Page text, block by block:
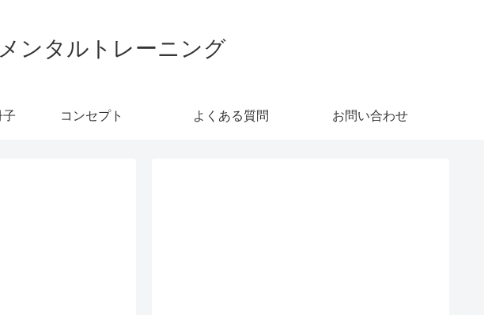
ンタルトレーニング
子 コンセプト よくある質問 お問い合わせ